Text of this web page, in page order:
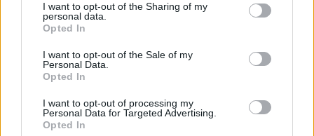
I want to opt-out of the Sharing of my
personal data.
Opted In
I want to opt-out of the Sale of my
Personal Data.
Opted In
I want to opt-out of processing my
Personal Data for Targeted Advertising.
Opted In
Miért alacsony Romániában a Duna
esőzések voltak?